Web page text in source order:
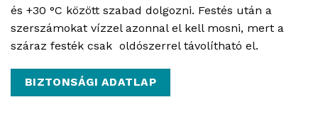
és +30 °C között szabad dolgozni. Festés után a
szerszámokat vízzel azonnal el kell mosni, mert a
száraz festék csak oldószerrel távolítható el.
BIZTONSÁGI ADATLAP